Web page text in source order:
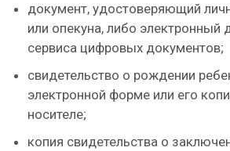
документ, удостоверяющий
или опекуна, либо электронный
сервиса цифровых документов;
свидетельство о рождении
электронной форме или его
носителе;
копия свидетельства о